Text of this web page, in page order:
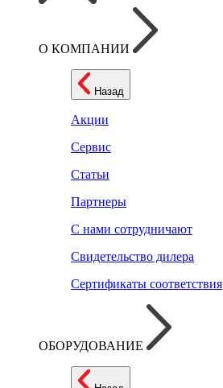
О КОМПАНИИ
Назад
Акции
Сервис
Статьи
Партнеры
С нами сотрудничают
Свидетельство дилера
Сертификаты соответствия
ОБОРУДОВАНИЕ